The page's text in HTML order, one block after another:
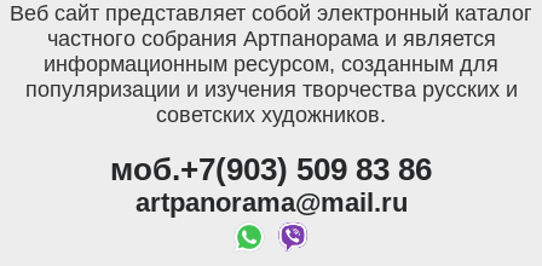
Веб сайт представляет собой электронный каталог
частного собрания Артпанорама и является
информационным ресурсом, созданным для
популяризации и изучения творчества русских и
советских художников.
моб.+7(903) 509 83 86
artpanorama@mail.ru